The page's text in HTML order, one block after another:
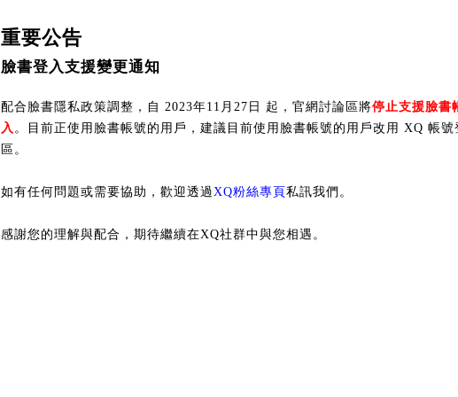
重要公告
臉書登入支援變更通知
配合臉書隱私政策調整，自 2023年11月27日 起，官網討論區將停止支援臉書
入 。目前正使用臉書帳號的用戶，建議目前使用臉書帳號的用戶改用 XQ 帳號
區。
如有任何問題或需要協助，歡迎透過XQ粉絲專頁 私訊我們。
感謝您的理解與配合，期待繼續在XQ社群中與您相遇。